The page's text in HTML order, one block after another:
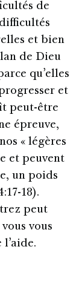
de
et bien
de Dieu
qu’elles
et
peut-être
épreuve,
« légères
et peuvent
un poids
18).
peut
vous